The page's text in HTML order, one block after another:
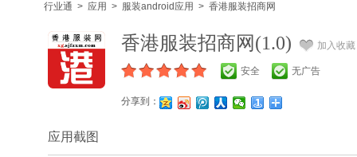
行业通 > 应用 > 服装android应用 > 香港服装招商网
香港服装招商网(1.0) 加入收藏
安全 无广告
分享到：
应用截图